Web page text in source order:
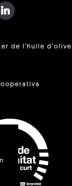
F
FA LINKEDIN
de l'huile d'olive